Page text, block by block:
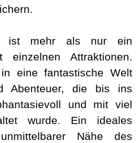
ist mehr als nur ein
einzelnen Attraktionen.
eine fantastische Welt
Abenteuer, die bis ins
und mit viel
wurde. Ein ideales
Nähe des